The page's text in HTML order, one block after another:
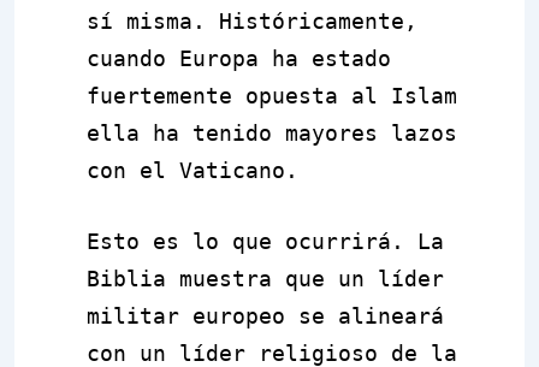
sí misma. Históricamente,
cuando Europa ha estado
fuertemente opuesta al Islam
ella ha tenido mayores lazos
con el Vaticano.
Esto es lo que ocurrirá. La
Biblia muestra que un líder
militar europeo se alineará
con un líder religioso de la